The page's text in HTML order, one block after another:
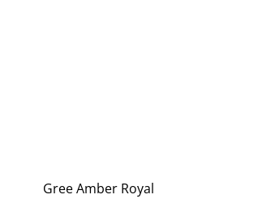
Gree Amber Royal